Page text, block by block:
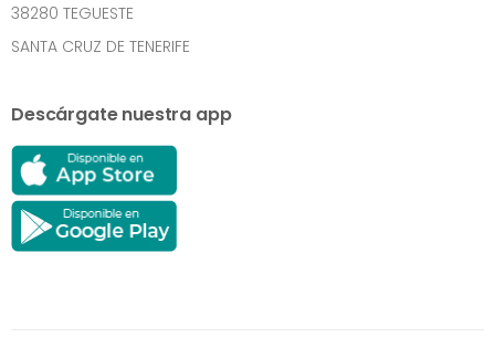
38280 TEGUESTE
SANTA CRUZ DE TENERIFE
Descárgate nuestra app